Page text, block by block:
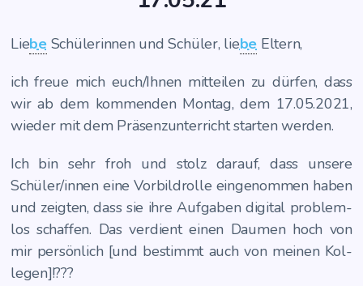
Lie­beSchü­le­rin­nen und Schü­ler, lie­be Eltern,
ich freue mich euch/Ihnen mit­tei­len zu dür­fen, dass
wir ab dem kom­men­den Mon­tag, dem 17.05.2021,
wie­der mit dem Prä­senz­un­ter­richt star­ten werden.
Ich bin sehr froh und stolz dar­auf, dass unse­re
Schüler/innen eine Vor­bild­rol­le ein­ge­nom­men haben
und zeig­ten, dass sie ihre Auf­ga­ben digi­tal pro­blem­
los schaf­fen. Das ver­dient einen Dau­men hoch von
mir per­sön­lich [und bestimmt auch von mei­nen Kol­
le­gen]!???